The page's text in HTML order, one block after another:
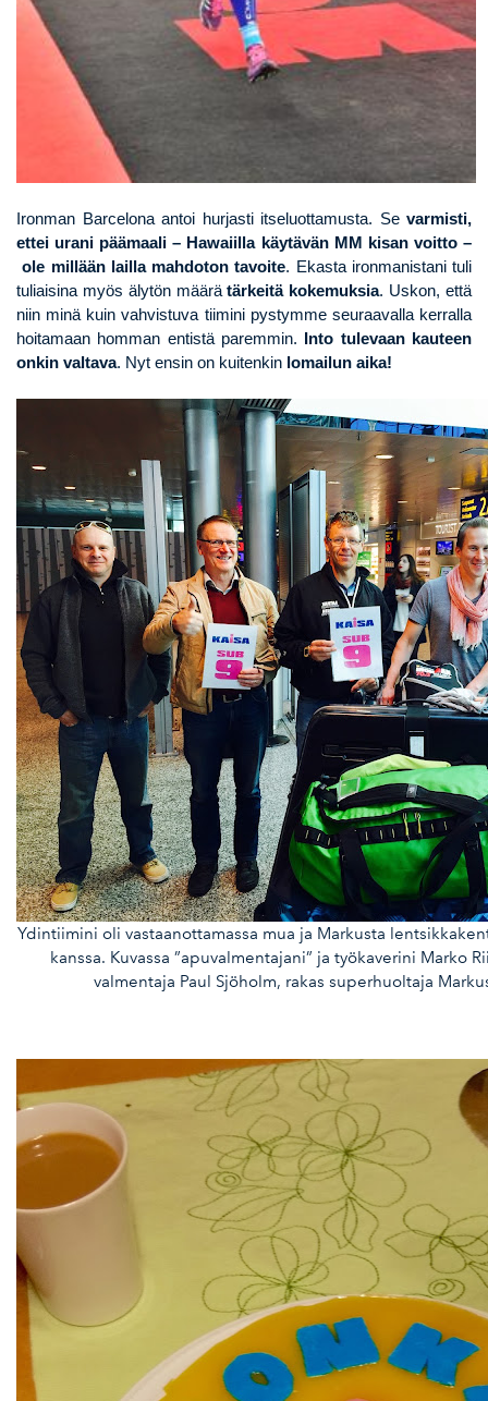
Ironman Barcelona antoi hurjasti itseluottamusta. Se varmisti,
ettei urani päämaali – Hawaiilla käytävän MM kisan voitto –
ole millään lailla mahdoton tavoite. Ekasta ironmanistani tuli
tuliaisina myös älytön määrätärkeitä kokemuksia. Uskon, että
niin minä kuin vahvistuva tiimini pystymme seuraavalla kerralla
hoitamaan homman entistä paremmin.
Into tulevaan kauteen
onkin valtava. Nyt ensin on kuitenkin lomailun aika!
Ydintiimini oli vastaanottamassa mua ja Markusta
kanssa. Kuvassa ”apuvalmentajani” ja työkaverini Marko
valmentaja Paul Sjöholm, rakas superhuoltaja